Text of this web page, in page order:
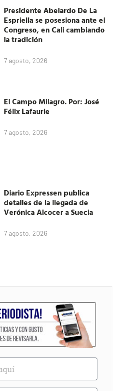
Presidente Abelardo De La
Espriella se posesiona ante el
Congreso, en Cali cambiando
la tradición
7 agosto, 2026
El Campo Milagro. Por: José
Félix Lafaurie
7 agosto, 2026
Diario Expressen publica
detalles de la llegada de
Verónica Alcocer a Suecia
7 agosto, 2026